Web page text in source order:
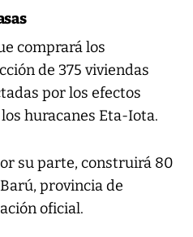
comprará los
de 375 viviendas
por los efectos
huracanes Eta-Iota.
su parte, construirá 80
provincia de
oficial.